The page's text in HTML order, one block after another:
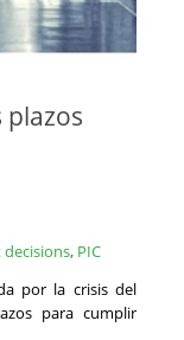
plazos
decisions, PIC
por la crisis del
para cumplir